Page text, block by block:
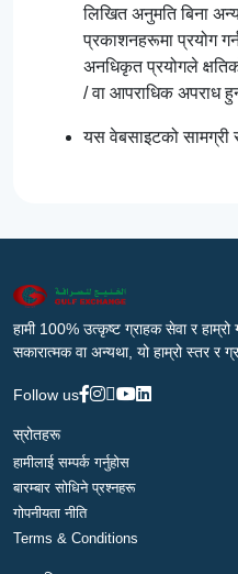
लिखित अनुमति बिना
प्रकाशनहरूमा प्रयोग
अनधिकृत प्रयोगले
/ वा आपराधिक अपराध
यस वेबसाइटको सामग्री
हामी 100% उत्कृष्ट ग्राहक सेवा र हाम्रो
सकारात्मक वा अन्यथा, यो हाम्रो स्तर र
Follow us
स्रोतहरू
हामीलाई सम्पर्क गर्नुहोस
बारम्बार सोधिने प्रश्नहरू
गोपनीयता नीति
Terms & Conditions